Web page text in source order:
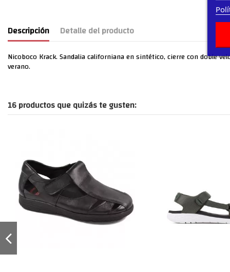
Descripción Detalle del producto
Nicoboco Krack. Sandalia californiana en sintético, cierre con doble
verano.
16 productos que quizás te gusten: